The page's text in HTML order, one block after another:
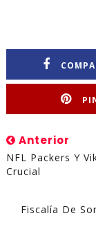
Anterior
NFL Packers Y
Crucial
Fiscalía De